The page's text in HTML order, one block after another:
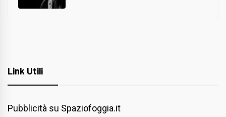
Link Utili
Pubblicità su Spaziofoggia.it